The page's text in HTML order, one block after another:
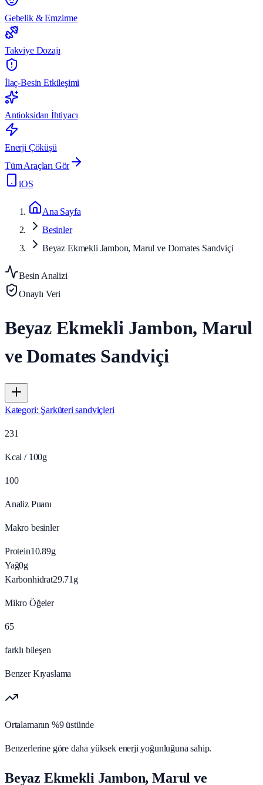
Gebelik & Emzirme
Takviye Dozajı
İlaç-Besin Etkileşimi
Antioksidan İhtiyacı
Enerji Çöküşü
Tüm Araçları Gör
iOS
Ana Sayfa
Besinler
Beyaz Ekmekli Jambon, Marul ve Domates Sandviçi
Besin Analizi
Onaylı Veri
Beyaz Ekmekli Jambon, Marul
ve Domates Sandviçi
Kategori: Şarküteri sandviçleri
231
Kcal / 100g
100
Analiz Puanı
Makro besinler
Protein10.89g
Yağ0g
Karbonhidrat29.71 g
Mikro Öğeler
65
farklı bileşen
Benzer Kıyaslama
Ortalamanın %9 üstünde
Benzerlerine göre daha yüksek enerji yoğunluğuna sahip.
Beyaz Ekmekli Jambon, Marul ve